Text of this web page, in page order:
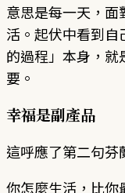
意思是每一天，
活。起伏中看到
的過程」本身，
要。
幸福是副產品
這呼應了第二句芬
你怎麼生活，比你